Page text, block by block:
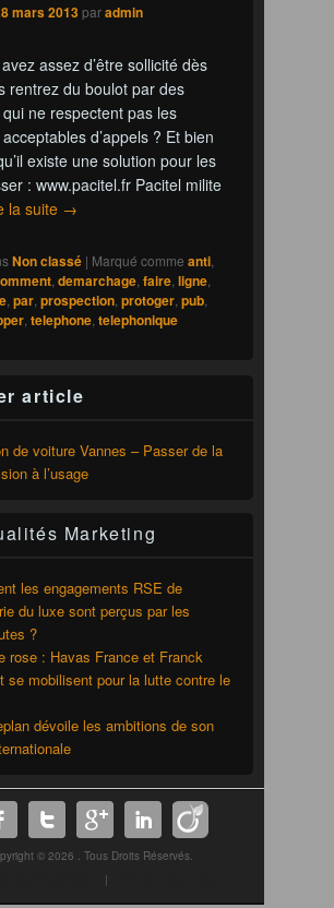
mars 2013paradmin
assez d’être sollicité dès
rentrez du boulot par des
ne respectent pas les
d’appels ? Et bien
existe une solution pour les
: www.pacitel.fr Pacitel milite
la suite →
Non classé | Marqué comme anti,
, demarchage, faire, ligne,
, par, prospection, protoger, pub,
, telephone, telephonique
article
de voiture Vannes – Passer de la
à l’usage
Marketing
les engagements RSE de
du luxe sont perçus par les
?
rose : Havas France et Franck
se mobilisent pour la lutte contre le
dévoile les ambitions de son
© 2026
. Tous Droits Réservés.
|